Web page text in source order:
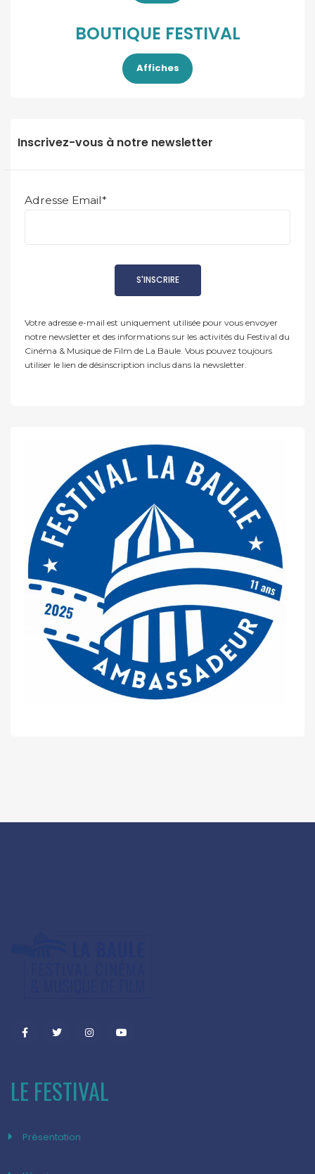
BOUTIQUE FESTIVAL
Affiches
Inscrivez-vous à notre newsletter
Adresse Email*
Votre adresse e-mail est uniquement utilisée pour vous envoyer
notre newsletter et des informations sur les activités du Festival du
Cinéma & Musique de Film de La Baule. Vous pouvez toujours
utiliser le lien de désinscription inclus dans la newsletter.
LE FESTIVAL
Présentation